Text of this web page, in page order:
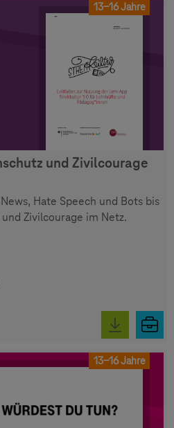
13-16 Jahre
und Zivilcourage
Hate Speech und Bots bis
Zivilcourage im Netz.
13-16 Jahre